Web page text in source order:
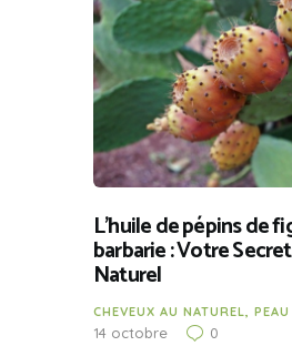
L’huile de pépins de
barbarie : Votre
Naturel
CHEVEUX AU NATUREL,
14 octobre 0